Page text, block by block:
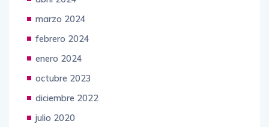
marzo 2024
febrero 2024
enero 2024
octubre 2023
diciembre 2022
julio 2020